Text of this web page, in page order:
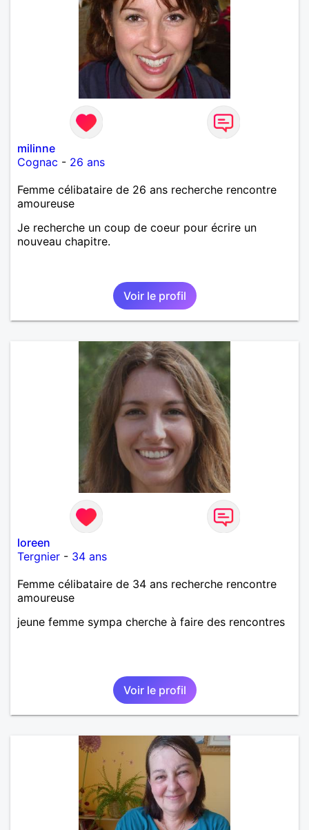
milinne
Cognac - 26 ans
Femme célibataire de 26 ans recherche rencontre
amoureuse
Je recherche un coup de coeur pour écrire un
nouveau chapitre.
Voir le profil
loreen
Tergnier - 34 ans
Femme célibataire de 34 ans recherche rencontre
amoureuse
jeune femme sympa cherche à faire des rencontres
Voir le profil